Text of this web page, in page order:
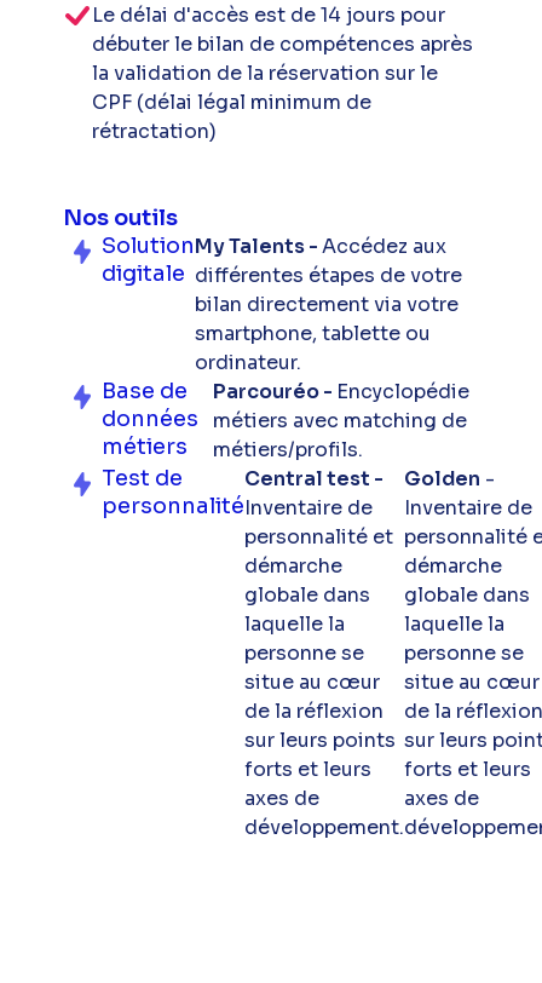
Le délai d'accès est de 14 jours pour
débuter le bilan de compétences après
la validation de la réservation sur le
CPF (délai légal minimum de
rétractation)
Nos outils
Solution
digitale
My Talents -Accédez aux
différentes étapes de votre
bilan directement via votre
smartphone, tablette ou
ordinateur.
Base de
données
métiers
Parcouréo - Encyclopédie
métiers avec matching de
métiers/profils.
Test de
personnalité
Central test -
Inventaire de
personnalité et
démarche
globale dans
laquelle la
personne se
situe au cœur
de la réflexion
sur leurs points
forts et leurs
axes de
développement.
Golden -
Inventaire de
personnalité
démarche
globale dans
laquelle la
personne se
situe au cœur
de la réflexion
sur leurs
forts et leurs
axes de